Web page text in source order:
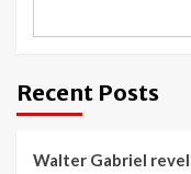
Recent Posts
Walter Gabriel